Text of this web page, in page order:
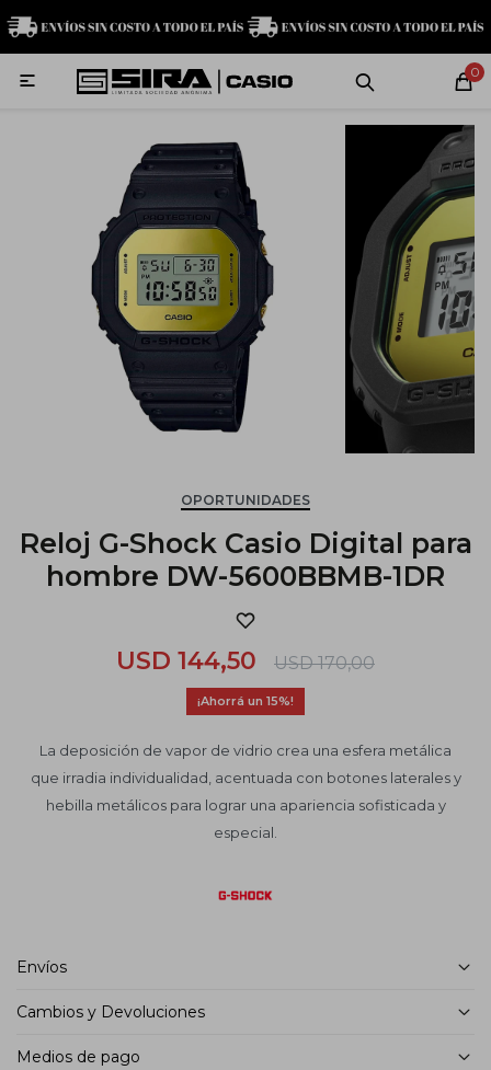
0

OPORTUNIDADES
Reloj G-Shock Casio Digital para
hombre DW-5600BBMB-1DR
USD 144,50 USD 170,00
15
La deposición de vapor de vidrio crea una esfera metálica
que irradia individualidad, acentuada con botones laterales y
hebilla metálicos para lograr una apariencia sofisticada y
especial.
Envíos
Cambios y Devoluciones
Medios de pago
MI CUENTA
Relojes Servicio técnico Contacto
Baby-G